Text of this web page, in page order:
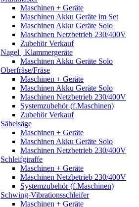
Maschinen + Geräte
Maschinen Akku Geräte im Set
Maschinen Akku Geräte Solo
Maschinen Netzbetrieb 230/400V
Zubehör Verkauf
Nagel | Klammergeräte
Maschinen Akku Geräte Solo
Oberfräse/Fräse
Maschinen + Geräte
Maschinen Akku Geräte Solo
Maschinen Netzbetrieb 230/400V
Systemzubehör (f.Maschinen)
Zubehör Verkauf
Säbelsäge
Maschinen + Geräte
Maschinen Akku Geräte Solo
Maschinen Netzbetrieb 230/400V
Schleifgiraffe
Maschinen + Geräte
Maschinen Netzbetrieb 230/400V
Systemzubehör (f.Maschinen)
Schwing-Vibrationsschleifer
Maschinen + Geräte